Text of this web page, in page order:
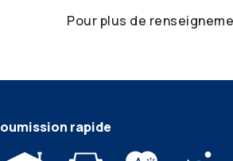
Pour plus de
rapide